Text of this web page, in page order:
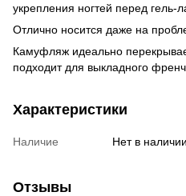
укрепления ногтей перед гель-
Отлично носится даже на
Камуфляж идеально
подходит для выкладного
Характеристики
Наличие Нет в наличии
Отзывы